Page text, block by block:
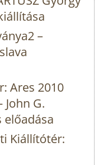
–
Ares 2010
G.
előadása
Kiállítótér: